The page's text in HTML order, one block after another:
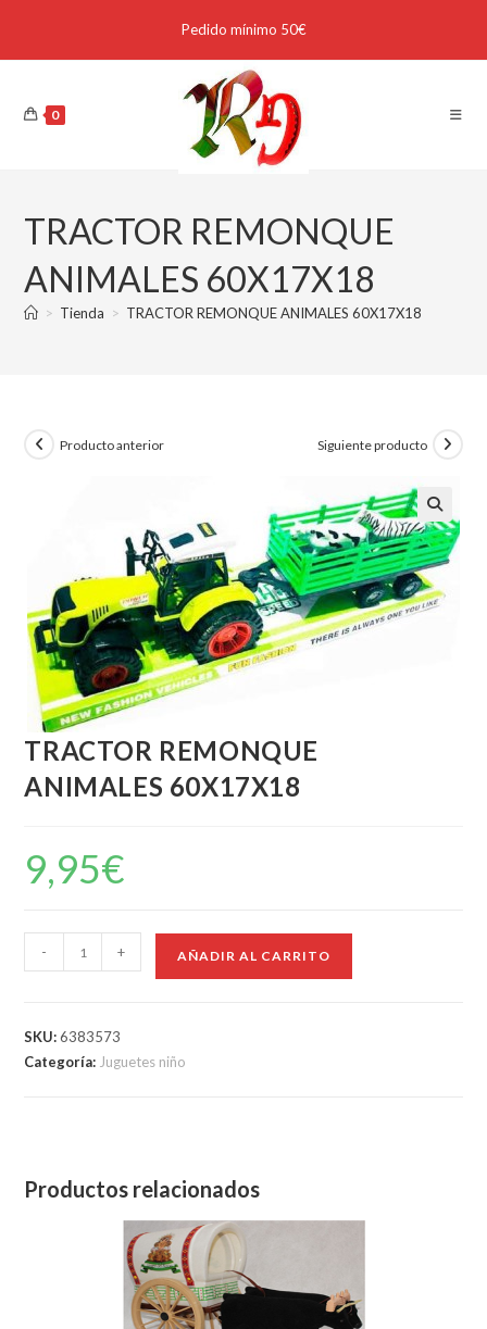
Pedido mínimo 50€
0
TRACTOR REMONQUE
ANIMALES 60X17X18
> Tienda > TRACTOR REMONQUE ANIMALES 60X17X18
Producto anterior Siguiente producto
TRACTOR REMONQUE
ANIMALES 60X17X18
9,95€
- + AÑADIR AL CARRITO
SKU:6383573
Categoría: Juguetes niño
Productos relacionados